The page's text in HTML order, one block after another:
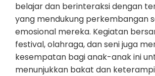
belajar dan berinteraksi dengan
yang mendukung perkembangan
emosional mereka. Kegiatan
festival, olahraga, dan seni juga
kesempatan bagi anak-anak ini
menunjukkan bakat dan